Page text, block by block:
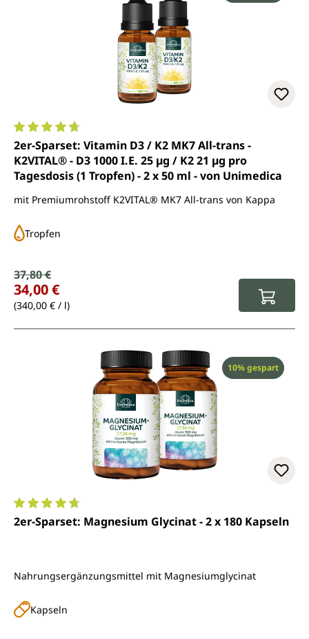
Durchschnittliche Bewertung von 4.8 von 5 Sternen
2er-Sparset: Vitamin D3 / K2 MK7 All-trans -
K2VITAL® - D3 1000 I.E. 25 µg / K2 21 µg pro
Tagesdosis (1 Tropfen) - 2 x 50 ml - von Unimedica
mit Premiumrohstoff K2VITAL® MK7 All-trans von Kappa
Tropfen
Verkaufspreis:
Regulärer Preis:
37,80 €
34,00 €
(340,00 € / l)
Rabatt
10% gespart
Durchschnittliche Bewertung von 4.8 von 5 Sternen
2er-Sparset: Magnesium Glycinat - 2 x 180 Kapseln
Nahrungsergänzungsmittel mit Magnesiumglycinat
Kapseln